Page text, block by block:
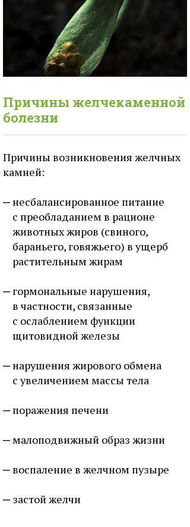
Причины желчекаменной
болезни
Причины возникновения желчных
камней:
несбалансированное питание
с преобладанием в рационе
животных жиров (свиного,
бараньего, говяжьего) в ущерб
растительным жирам
гормональные нарушения,
в частности, связанные
с ослаблением функции
щитовидной железы
нарушения жирового обмена
с увеличением массы тела
поражения печени
малоподвижный образ жизни
воспаление в желчном пузыре
застой желчи